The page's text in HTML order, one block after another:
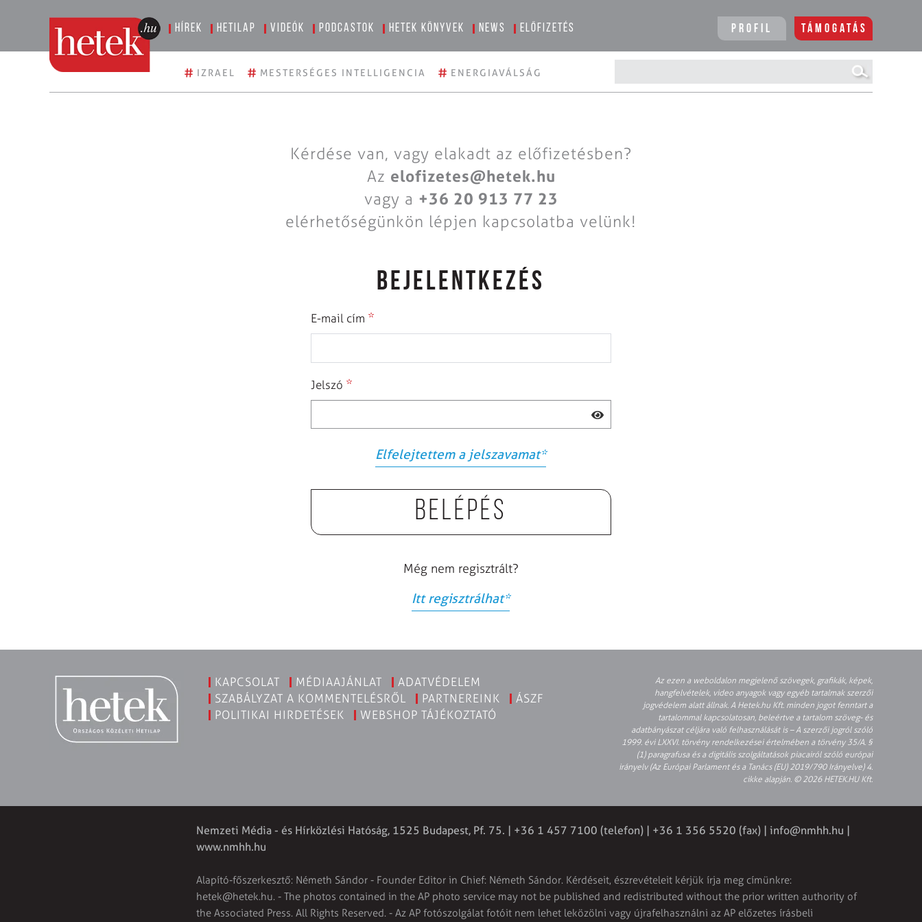
Hírek Hetilap Videók Podcastok Hetek könyvek News Előfizetés Profil Támogatás
# IZRAEL # MESTERSÉGES INTELLIGENCIA # ENERGIAVÁLSÁG
Kérdése van, vagy elakadt az előfizetésben?
Az elofizetes@hetek.hu
vagy a +36 20 913 77 23
elérhetőségünkön lépjen kapcsolatba velünk!
BEJELENTKEZÉS
E-mail cím *
Jelszó *
Elfelejtettem a jelszavamat*
Belépés
Még nem regisztrált?
Itt regisztrálhat*
KAPCSOLAT MÉDIAAJÁNLAT
ADATVÉDELEM
SZABÁLYZAT A KOMMENTELÉSRŐL
PARTNEREINK
ÁSZF
POLITIKAI HIRDETÉSEK
WEBSHOP TÁJÉKOZTATÓ
Az ezen a weboldalon megjelenő szövegek, grafikák, képek,
hangfelvételek, video anyagok vagy egyéb tartalmak szerzői
jogvédelem alatt állnak. A Hetek.hu Kft. minden jogot fenntart a
tartalommal kapcsolatosan, beleértve a tartalom szöveg- és
adatbányászat céljára való felhasználását is – A szerzői jogról szóló
1999. évi LXXVI. törvény rendelkezései értelmében a törvény 35/A. §
(1) paragrafusa és a digitális szolgáltatások piacairól szóló európai
irányelv (Az Európai Parlament és a Tanács (EU) 2019/790 Irányelve) 4.
cikke alapján. © 2026 HETEK.HU Kft.
Nemzeti Média - és Hírközlési Hatóság, 1525 Budapest, Pf. 75. | +36 1 457 7100 (telefon) | +36 1 356 5520 (fax) | info@nmhh.hu |
www.nmhh.hu
Alapító-főszerkesztő: Németh Sándor - Founder Editor in Chief: Németh Sándor. Kérdéseit, észrevételeit kérjük írja meg címünkre:
hetek@hetek.hu. - The photos contained in the AP photo service may not be published and redistributed without the prior written authority of
the Associated Press. All Rights Reserved. - Az AP fotószolgálat fotóit nem lehet leközölni vagy újrafelhasználni az AP előzetes írásbeli